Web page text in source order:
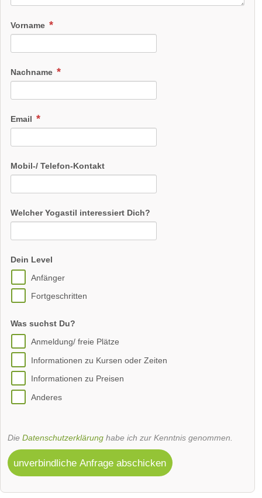
Vorname
Nachname
Email
Mobil-/ Telefon-Kontakt
Welcher Yogastil interessiert Dich?
Dein Level
Anfänger
Fortgeschritten
Was suchst Du?
Anmeldung/ freie Plätze
Informationen zu Kursen oder Zeiten
Informationen zu Preisen
Anderes
Die Datenschutzerklärung habe ich zur Kenntnis genommen.
unverbindliche Anfrage abschicken